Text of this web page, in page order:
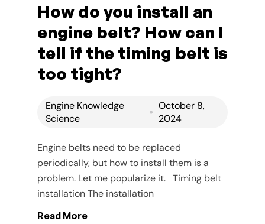
How do you install an
engine belt? How can I
tell if the timing belt is
too tight?
Engine Knowledge
Science
October 8,
2024
Engine belts need to be replaced
periodically, but how to install them is a
problem. Let me popularize it. Timing belt
installation The installation
Read More